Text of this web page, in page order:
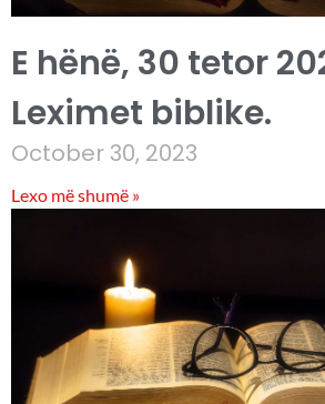
E hënë, 30 tetor
Leximet biblike.
October 30, 2023
Lexo më shumë »